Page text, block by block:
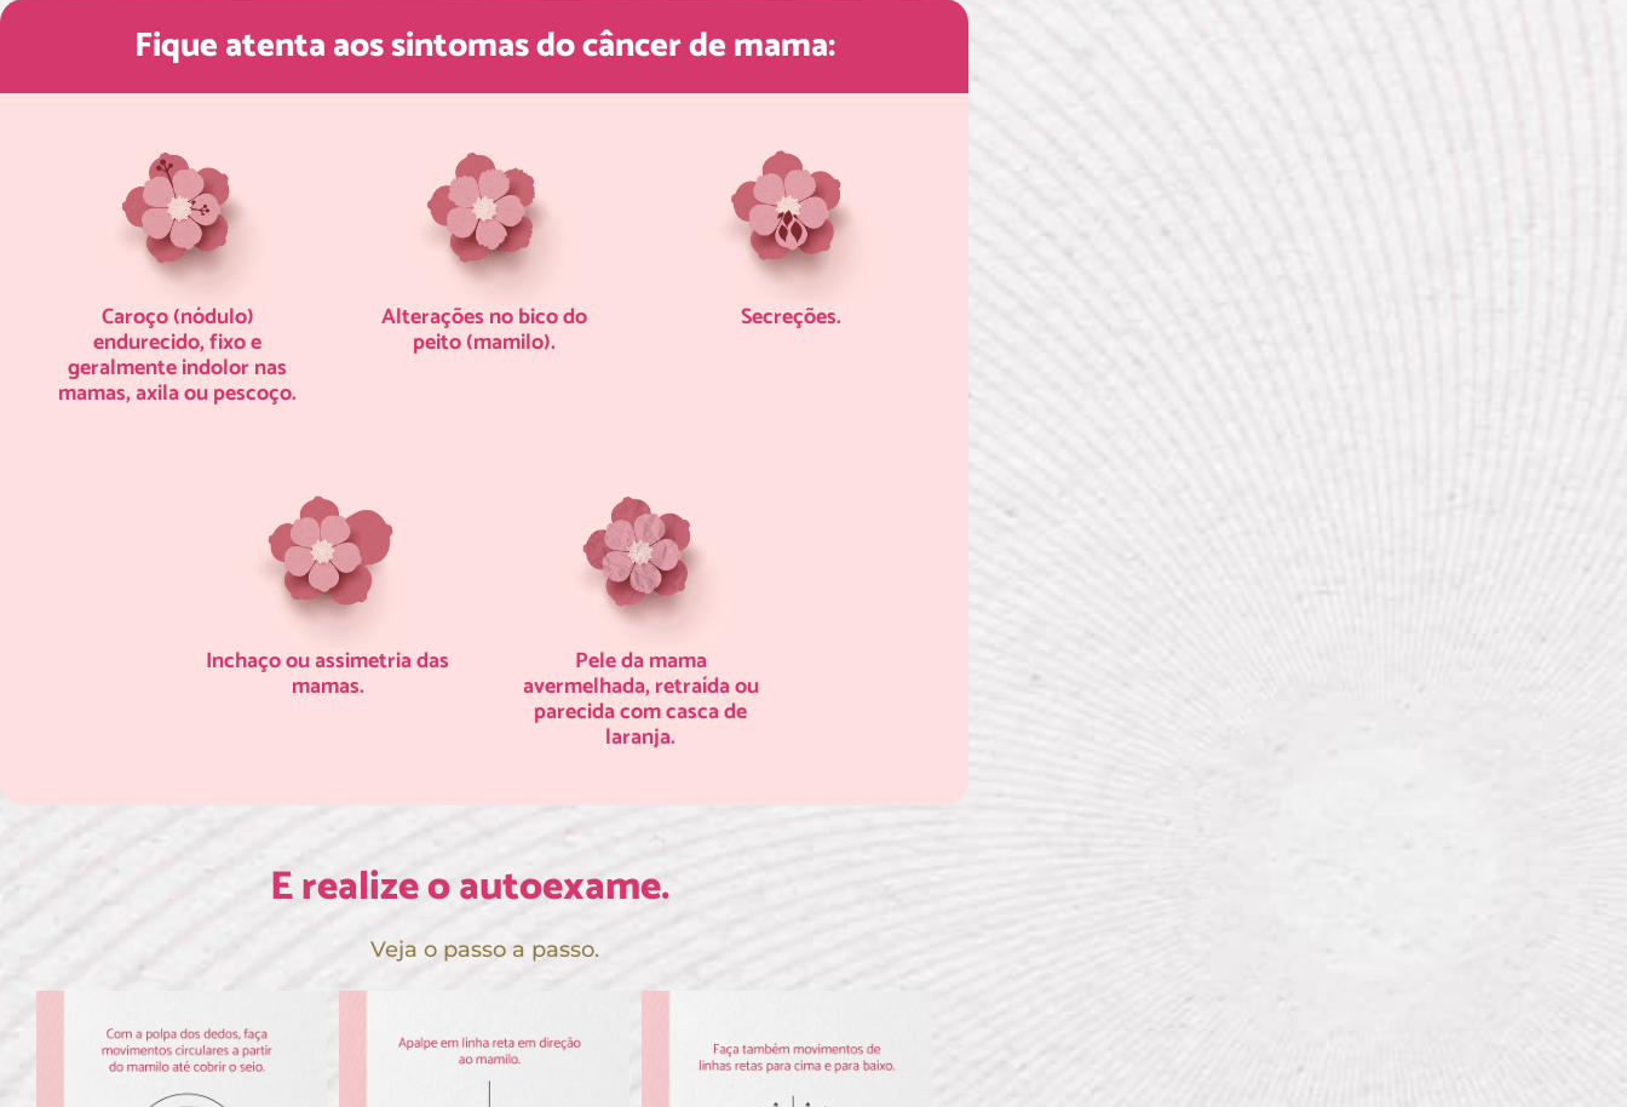
Fique atenta aos sintomas do câncer de mama:
Caroço (nódulo)
endurecido, fixo e
geralmente indolor nas
mamas, axila ou pescoço.
Alterações no bico do
peito (mamilo).
Secreções.
Inchaço ou assimetria das
mamas.
Pele da mama
avermelhada, retraída ou
parecida com casca de
laranja.
E realize o autoexame.
Veja o passo a passo.